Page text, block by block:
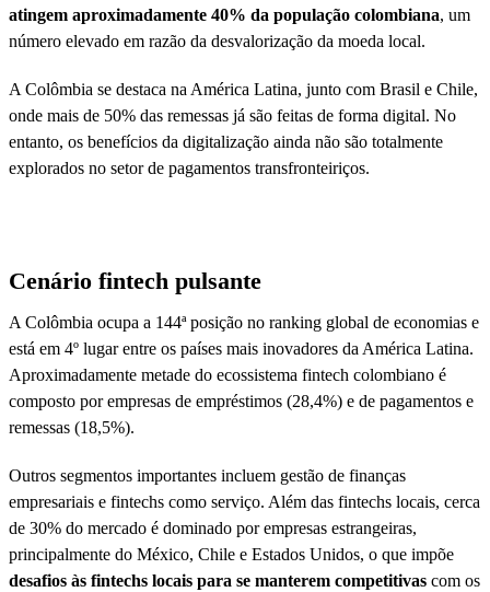
atingem aproximadamente 40% da população colombiana, um
número elevado em razão da desvalorização da moeda local.
A Colômbia se destaca na América Latina, junto com Brasil e Chile,
onde mais de 50% das remessas já são feitas de forma digital. No
entanto, os benefícios da digitalização ainda não são totalmente
explorados no setor de pagamentos transfronteiriços.
Cenário fintech pulsante
A Colômbia ocupa a 144ª posição no ranking global de economias e
está em 4º lugar entre os países mais inovadores da América Latina.
Aproximadamente metade do ecossistema fintech colombiano é
composto por empresas de empréstimos (28,4%) e de pagamentos e
remessas (18,5%).
Outros segmentos importantes incluem gestão de finanças
empresariais e fintechs como serviço. Além das fintechs locais, cerca
de 30% do mercado é dominado por empresas estrangeiras,
principalmente do México, Chile e Estados Unidos, o que impõe
desafios às fintechs locais para se manterem competitivas com os